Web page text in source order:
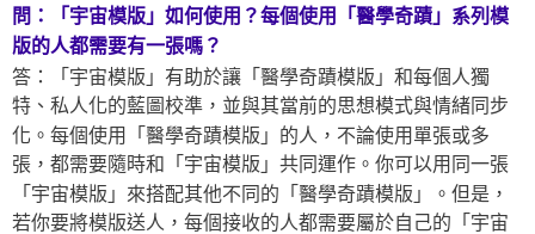
問：「宇宙模版」如何使用？每個使用「醫學奇蹟」系列模
版的人都需要有一張嗎？
答：「宇宙模版」有助於讓「醫學奇蹟模版」和每個人獨
特、私人化的藍圖校準，並與其當前的思想模式與情緒同步
化。每個使用「醫學奇蹟模版」的人，不論使用單張或多
張，都需要隨時和「宇宙模版」共同運作。你可以用同一張
「宇宙模版」來搭配其他不同的「醫學奇蹟模版」。但是，
若你要將模版送人，每個接收的人都需要屬於自己的「宇宙